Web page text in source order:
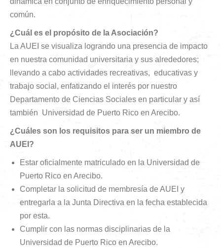
común.
¿Cuál es el propósito de la Asociación?
La AUEI se visualiza logrando una presencia de impacto
en nuestra comunidad universitaria y sus alrededores;
llevando a cabo actividades recreativas, educativas y
trabajo social, enfatizando el interés por nuestro
Departamento de Ciencias Sociales en particular y así
también Universidad de Puerto Rico en Arecibo.
¿Cuáles son los requisitos para ser un miembro de
AUEI?
Estar oficialmente matriculado en la Universidad de
Puerto Rico en Arecibo.
Completar la solicitud de membresía de AUEI y
entregarla a la Junta Directiva en la fecha establecida
por esta.
Cumplir con las normas disciplinarias de la
Universidad de Puerto Rico en Arecibo.